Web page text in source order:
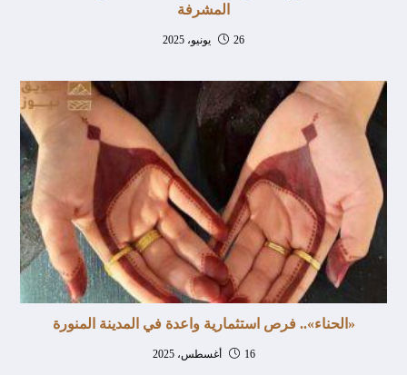
المشرفة
26 يونيو، 2025
«الحناء».. فرص استثمارية واعدة في المدينة المنورة
16 أغسطس، 2025